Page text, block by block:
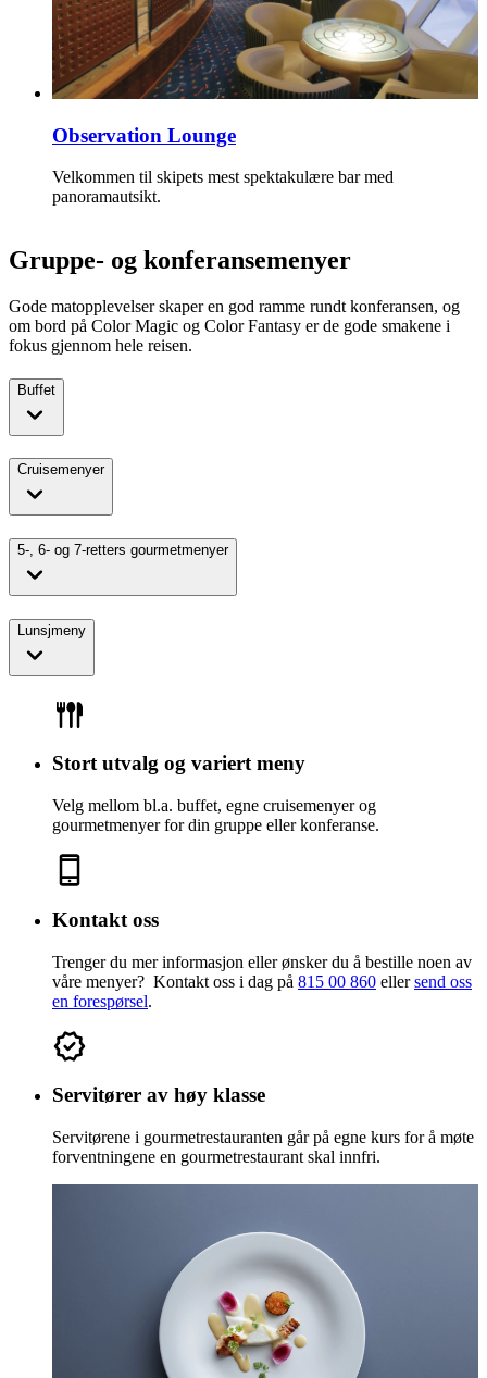
Observation Lounge
Velkommen til skipets mest spektakulære bar med
panoramautsikt.
Gruppe- og konferansemenyer
Gode matopplevelser skaper en god ramme rundt konferansen, og
om bord på Color Magic og Color Fantasy er de gode smakene i
fokus gjennom hele reisen.
Buffet
Cruisemenyer
5-, 6- og 7-retters gourmetmenyer
Lunsjmeny
Stort utvalg og variert meny
Velg mellom bl.a. buffet, egne cruisemenyer og
gourmetmenyer for din gruppe eller konferanse.
Kontakt oss
Trenger du mer informasjon eller ønsker du å bestille noen av
våre menyer? Kontakt oss i dag på 815 00 860 ellersend oss
en forespørsel.
Servitører av høy klasse
Servitørene i gourmetrestauranten går på egne kurs for å møte
forventningene en gourmetrestaurant skal innfri.